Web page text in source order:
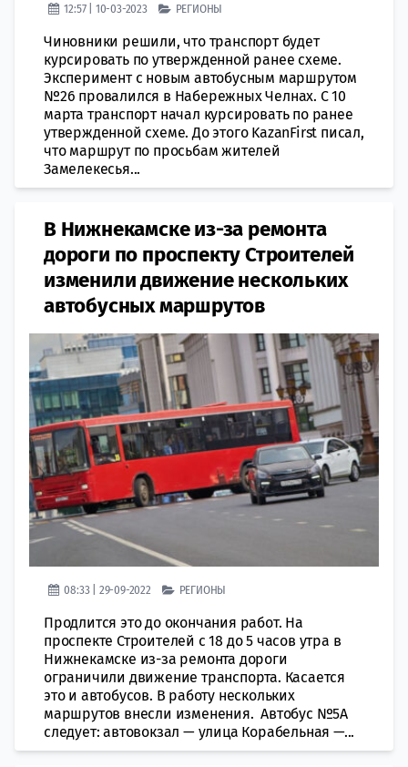
12:57 | 10-03-2023 РЕГИОНЫ
Чиновники решили, что транспорт будет
курсировать по утвержденной ранее схеме.
Эксперимент с новым автобусным маршрутом
№26 провалился в Набережных Челнах. С 10
марта транспорт начал курсировать по ранее
утвержденной схеме. До этого KazanFirst писал,
что маршрут по просьбам жителей
Замелекесья...
В Нижнекамске из-за ремонта
дороги по проспекту Строителей
изменили движение нескольких
автобусных маршрутов
08:33 | 29-09-2022 РЕГИОНЫ
Продлится это до окончания работ. На
проспекте Строителей с 18 до 5 часов утра в
Нижнекамске из-за ремонта дороги
ограничили движение транспорта. Касается
это и автобусов. В работу нескольких
маршрутов внесли изменения. Автобус №5А
следует: автовокзал — улица Корабельная —...